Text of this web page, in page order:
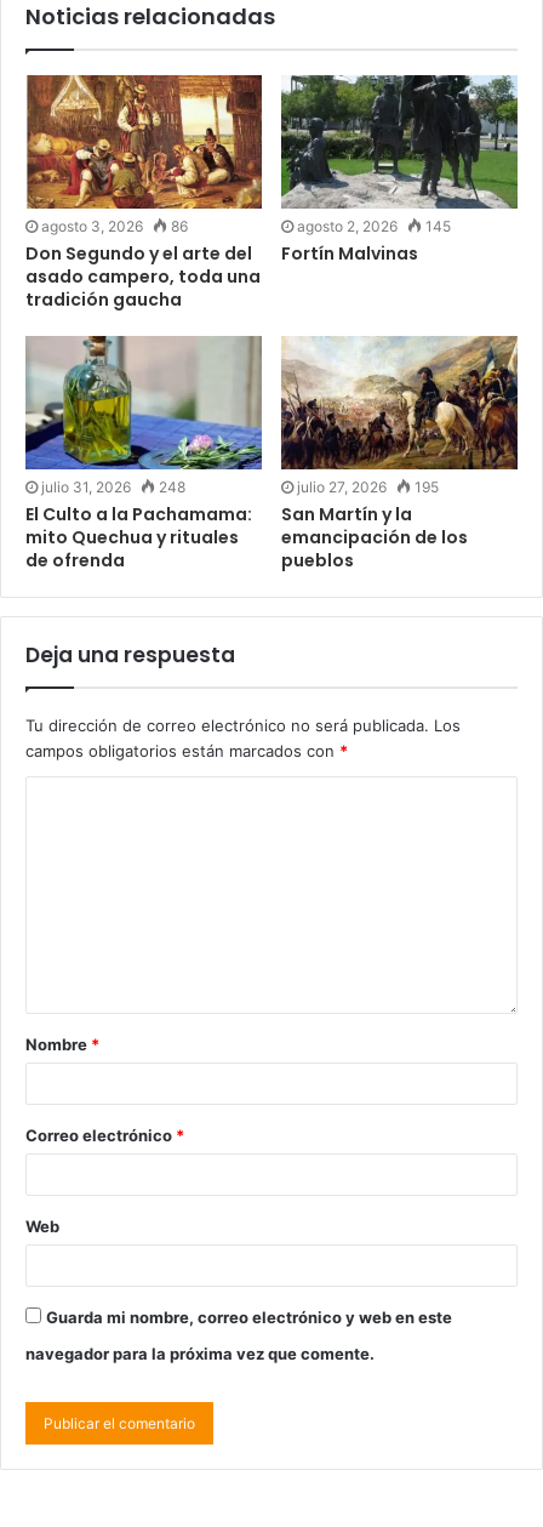
Noticias relacionadas
agosto 3, 2026 86
Don Segundo y el arte del
asado campero, toda una
tradición gaucha
agosto 2, 2026 145
Fortín Malvinas
julio 31, 2026 248
El Culto a la Pachamama:
mito Quechua y rituales
de ofrenda
julio 27, 2026 195
San Martín y la
emancipación de los
pueblos
Deja una respuesta
Tu dirección de correo electrónico no será publicada. Los
campos obligatorios están marcados con *
Nombre *
Correo electrónico *
Web
Guarda mi nombre, correo electrónico y web en este
navegador para la próxima vez que comente.